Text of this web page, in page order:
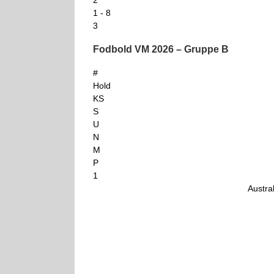
1 - 8
3
Fodbold VM 2026 – Gruppe B
#
Hold
KS
S
U
N
M
P
1